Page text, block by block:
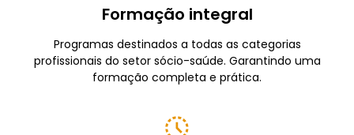
Formação integral
Programas destinados a todas as categorias
profissionais do setor sócio-saúde. Garantindo uma
formação completa e prática.